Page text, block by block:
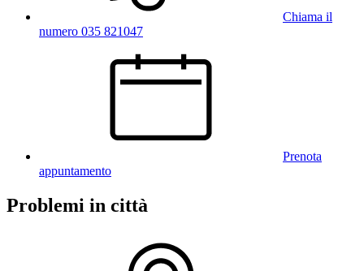
Chiama il
numero 035 821047
Prenota
appuntamento
Problemi in città